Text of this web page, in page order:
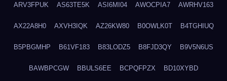
ARV3FPUK AS63TE5K ASI6MI04 AWOCPIA7 AWRHV163
AX22A8H0 AXVH3IQK AZ26KW80 B0OWLK0T B4TGHIUQ
B5PBGMHP B61VF183 B83LODZ5 B8FJD3QY B9V5N6US
BAWBPCGW BBULS6EE BCPQFPZX BD10XYBD